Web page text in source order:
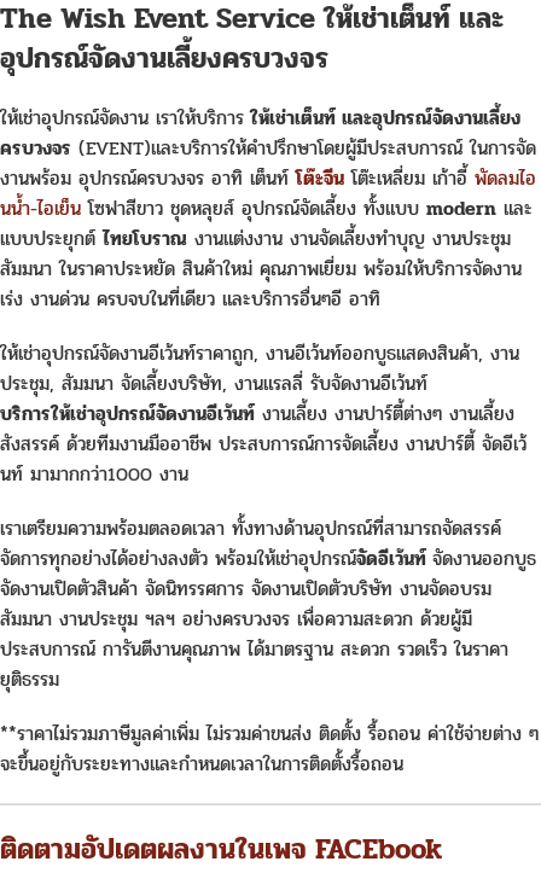
The Wish Event Service ให้เช่าเต็นท์ และ
อุปกรณ์จัดงานเลี้ยงครบวงจร
ให้เช่าอุปกรณ์จัดงาน เราให้บริการให้เช่าเต็นท์ และอุปกรณ์จัดงานเลี้ยง
ครบวงจร (EVENT)และบริการให้คำปรึกษาโดยผู้มีประสบการณ์ ในการจัด
งานพร้อม อุปกรณ์ครบวงจร อาทิ เต็นท์โต๊ะจีน โต๊ะเหลี่ยม เก้าอี้ พัดลมไอ
นน้ำ-ไอเย็น โซฟาสีขาว ชุดหลุยส์ อุปกรณ์จัดเลี้ยง ทั้งแบบ modern และ
แบบประยุกต์ไทยโบราณ งานแต่งงาน งานจัดเลี้ยงทำบุญ งานประชุม
สัมมนา ในราคาประหยัด สินค้าใหม่ คุณภาพเยี่ยม พร้อมให้บริการจัดงาน
เร่ง งานด่วน ครบจบในที่เดียว และบริการอื่นๆอี อาทิ
ให้เช่าอุปกรณ์จัดงานอีเว้นท์ราคาถูก, งานอีเว้นท์ออกบูธแสดงสินค้า, งาน
ประชุม, สัมมนา จัดเลี้ยงบริษัท, งานแรลลี่ รับจัดงานอีเว้นท์
บริการให้เช่าอุปกรณ์จัดงานอีเว้นท์ งานเลี้ยง งานปาร์ตี้ต่างๆ งานเลี้ยง
สังสรรค์ ด้วยทีมงานมืออาชีพ ประสบการณ์การจัดเลี้ยง งานปาร์ตี้ จัดอีเว้
นท์ มามากกว่า1000 งาน
เราเตรียมความพร้อมตลอดเวลา ทั้งทางด้านอุปกรณ์ที่สามารถจัดสรรค์
จัดการทุกอย่างได้อย่างลงตัว พร้อมให้เช่าอุปกรณ์จัดอีเว้นท์ จัดงานออกบูธ
จัดงานเปิดตัวสินค้า จัดนิทรรศการ จัดงานเปิดตัวบริษัท งานจัดอบรม
สัมมนา งานประชุม ฯลฯ อย่างครบวงจร เพื่อความสะดวก ด้วยผู้มี
ประสบการณ์ การันตีงานคุณภาพ ได้มาตรฐาน สะดวก รวดเร็ว ในราคา
ยุติธรรม
**ราคาไม่รวมภาษีมูลค่าเพิ่ม ไม่รวมค่าขนส่ง ติดตั้ง รื้อถอน ค่าใช้จ่ายต่าง ๆ
จะขึ้นอยู่กับระยะทางและกำหนดเวลาในการติดตั้งรื้อถอน
ติดตามอัปเดตผลงานในเพจ FACEbook